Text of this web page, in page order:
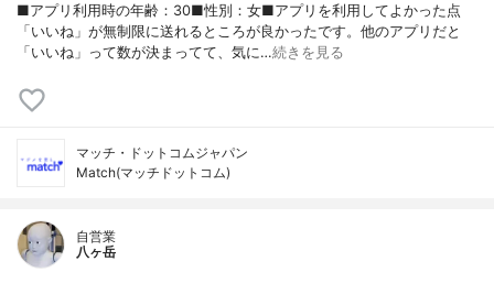
■アプリ利用時の年齢：30■性別：女■アプリを利用してよかった点
「いいね」が無制限に送れるところが良かったです。他のアプリだと
「いいね」って数が決まってて、気に…続きを見る
マッチ・ドットコムジャパン
Match(マッチドットコム)
自営業
八ヶ岳